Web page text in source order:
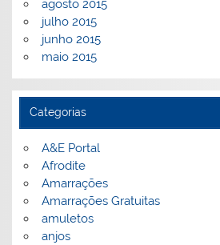
agosto 2015
julho 2015
junho 2015
maio 2015
Categorias
A&E Portal
Afrodite
Amarrações
Amarrações Gratuitas
amuletos
anjos